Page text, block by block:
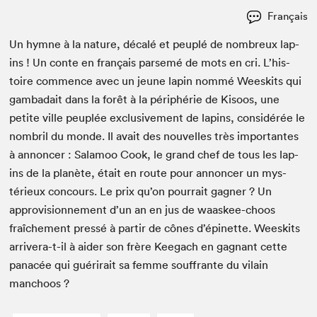
Français
Un hymne à la nature, décalé et peu­plé de nom­breux lap­
ins ! Un con­te en français parsemé de mots en cri. L’his­
toire com­mence avec un jeune lapin nom­mé Weeskits qui
gam­badait dans la forêt à la périphérie de Kisoos, une
petite ville peu­plée exclu­sive­ment de lap­ins, con­sid­érée le
nom­bril du monde. Il avait des nou­velles très impor­tantes
à annon­cer : Salam­oo Cook, le grand chef de tous les lap­
ins de la planète, était en route pour annon­cer un mys­
térieux con­cours. Le prix qu’on pour­rait gag­n­er ? Un
appro­vi­sion­nement d’un an en jus de waas­kee-choos
fraîche­ment pressé à par­tir de cônes d’épinette. Weeskits
arrivera-t-il à aider son frère Kee­gach en gag­nant cette
panacée qui guéri­rait sa femme souf­frante du vilain
manchoos ?